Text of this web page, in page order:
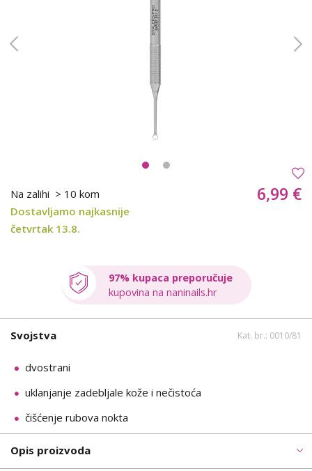
Na zalihi > 10 kom
Dostavljamo najkasnije
četvrtak 13.8.
6,99 €
97% kupaca preporučuje
kupovina na naninails.hr
Svojstva Kat. br.: 0010/81
dvostrani
uklanjanje zadebljale kože i nečistoća
čišćenje rubova nokta
Opis proizvoda